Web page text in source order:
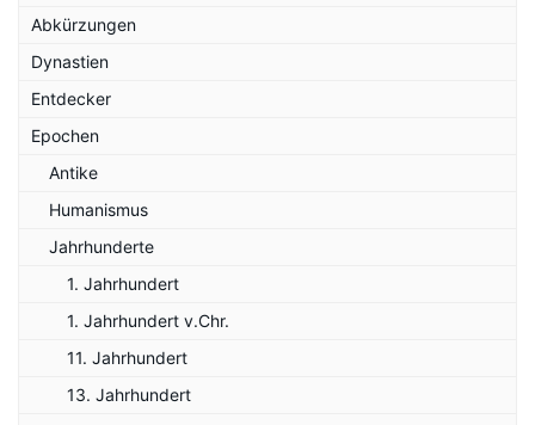
Abkürzungen
Dynastien
Entdecker
Epochen
Antike
Humanismus
Jahrhunderte
1. Jahrhundert
1. Jahrhundert v.Chr.
11. Jahrhundert
13. Jahrhundert